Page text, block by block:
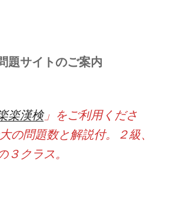
題サイトのご案内
楽漢検」をご利用くださ
の問題数と解説付。２級、
３クラス。